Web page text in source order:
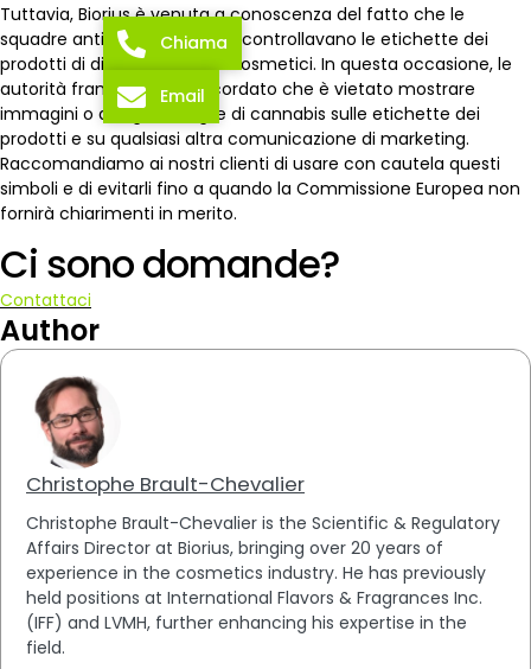
Tuttavia, Biorius è venuta a conoscenza del fatto che le
squadre antidroga in Francia controllavano le etichette dei
prodotti di diversi marchi di cosmetici. In questa occasione, le
autorità francesi hanno ricordato che è vietato mostrare
immagini o disegni di foglie di cannabis sulle etichette dei
prodotti e su qualsiasi altra comunicazione di marketing.
Raccomandiamo ai nostri clienti di usare con cautela questi
simboli e di evitarli fino a quando la Commissione Europea non
fornirà chiarimenti in merito.
Ci sono domande?
Contattaci
Author
Christophe Brault-Chevalier
Christophe Brault-Chevalier is the Scientific & Regulatory
Affairs Director at Biorius, bringing over 20 years of
experience in the cosmetics industry. He has previously
held positions at International Flavors & Fragrances Inc.
(IFF) and LVMH, further enhancing his expertise in the
field.
Chiama
Email